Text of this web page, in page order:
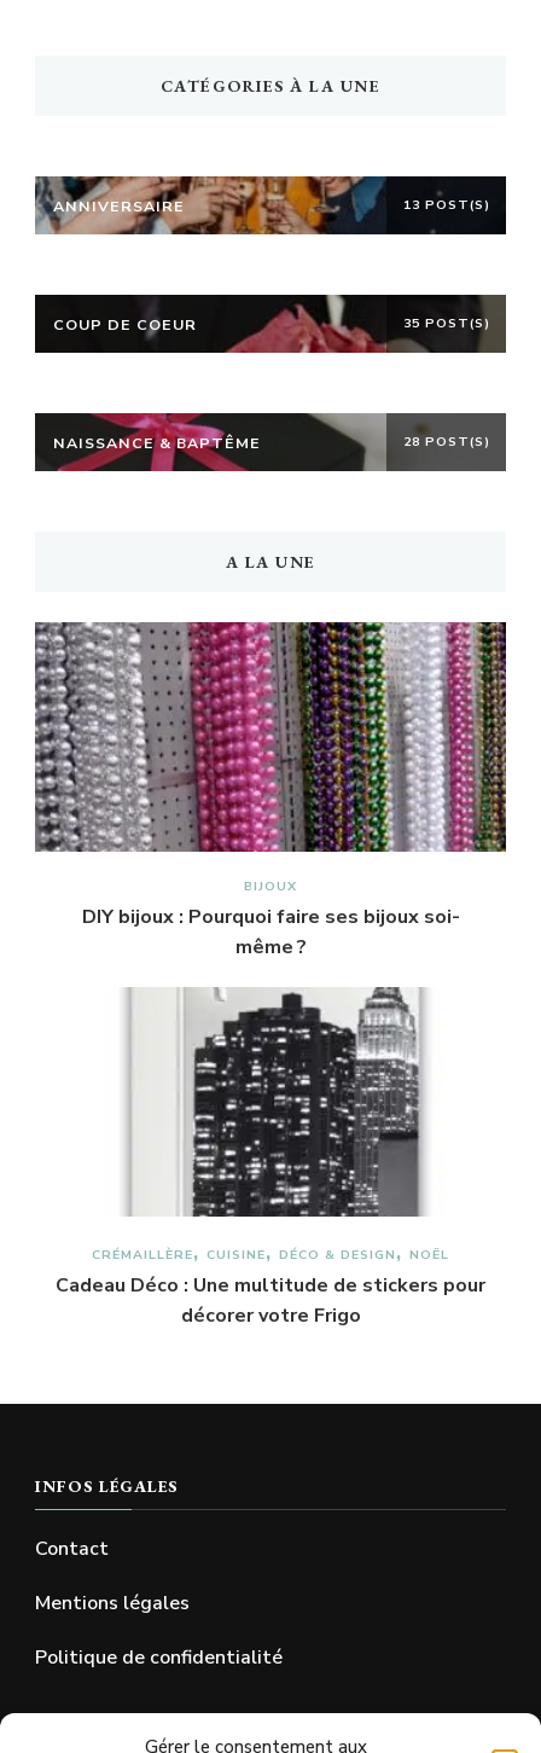
Gérer le consentement aux
CATÉGORIES À LA UNE
ANNIVERSAIRE 13 POST(S)
COUP DE COEUR 35 POST(S)
NAISSANCE & BAPTÊME 28 POST(S)
A LA UNE
BIJOUX
DIY bijoux : Pourquoi faire ses bijoux soi-
même ?
CRÉMAILLÈRE CUISINE DÉCO & DESIGN NOËL
Cadeau Déco : Une multitude de stickers pour
décorer votre Frigo
INFOS LÉGALES
Contact
Mentions légales
Politique de confidentialité
SUR LES RÉSEAUX SOCIAUX